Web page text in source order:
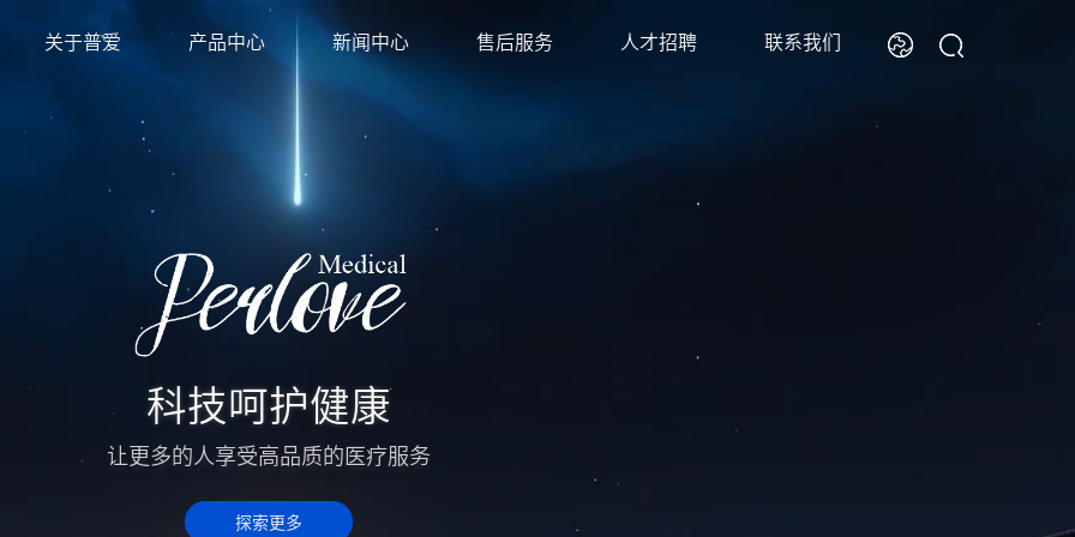
关于普爱 产品中心 新闻中心 售后服务 人才招聘 联系我们
科技呵护健康
让更多的人享受高品质的医疗服务
探索更多